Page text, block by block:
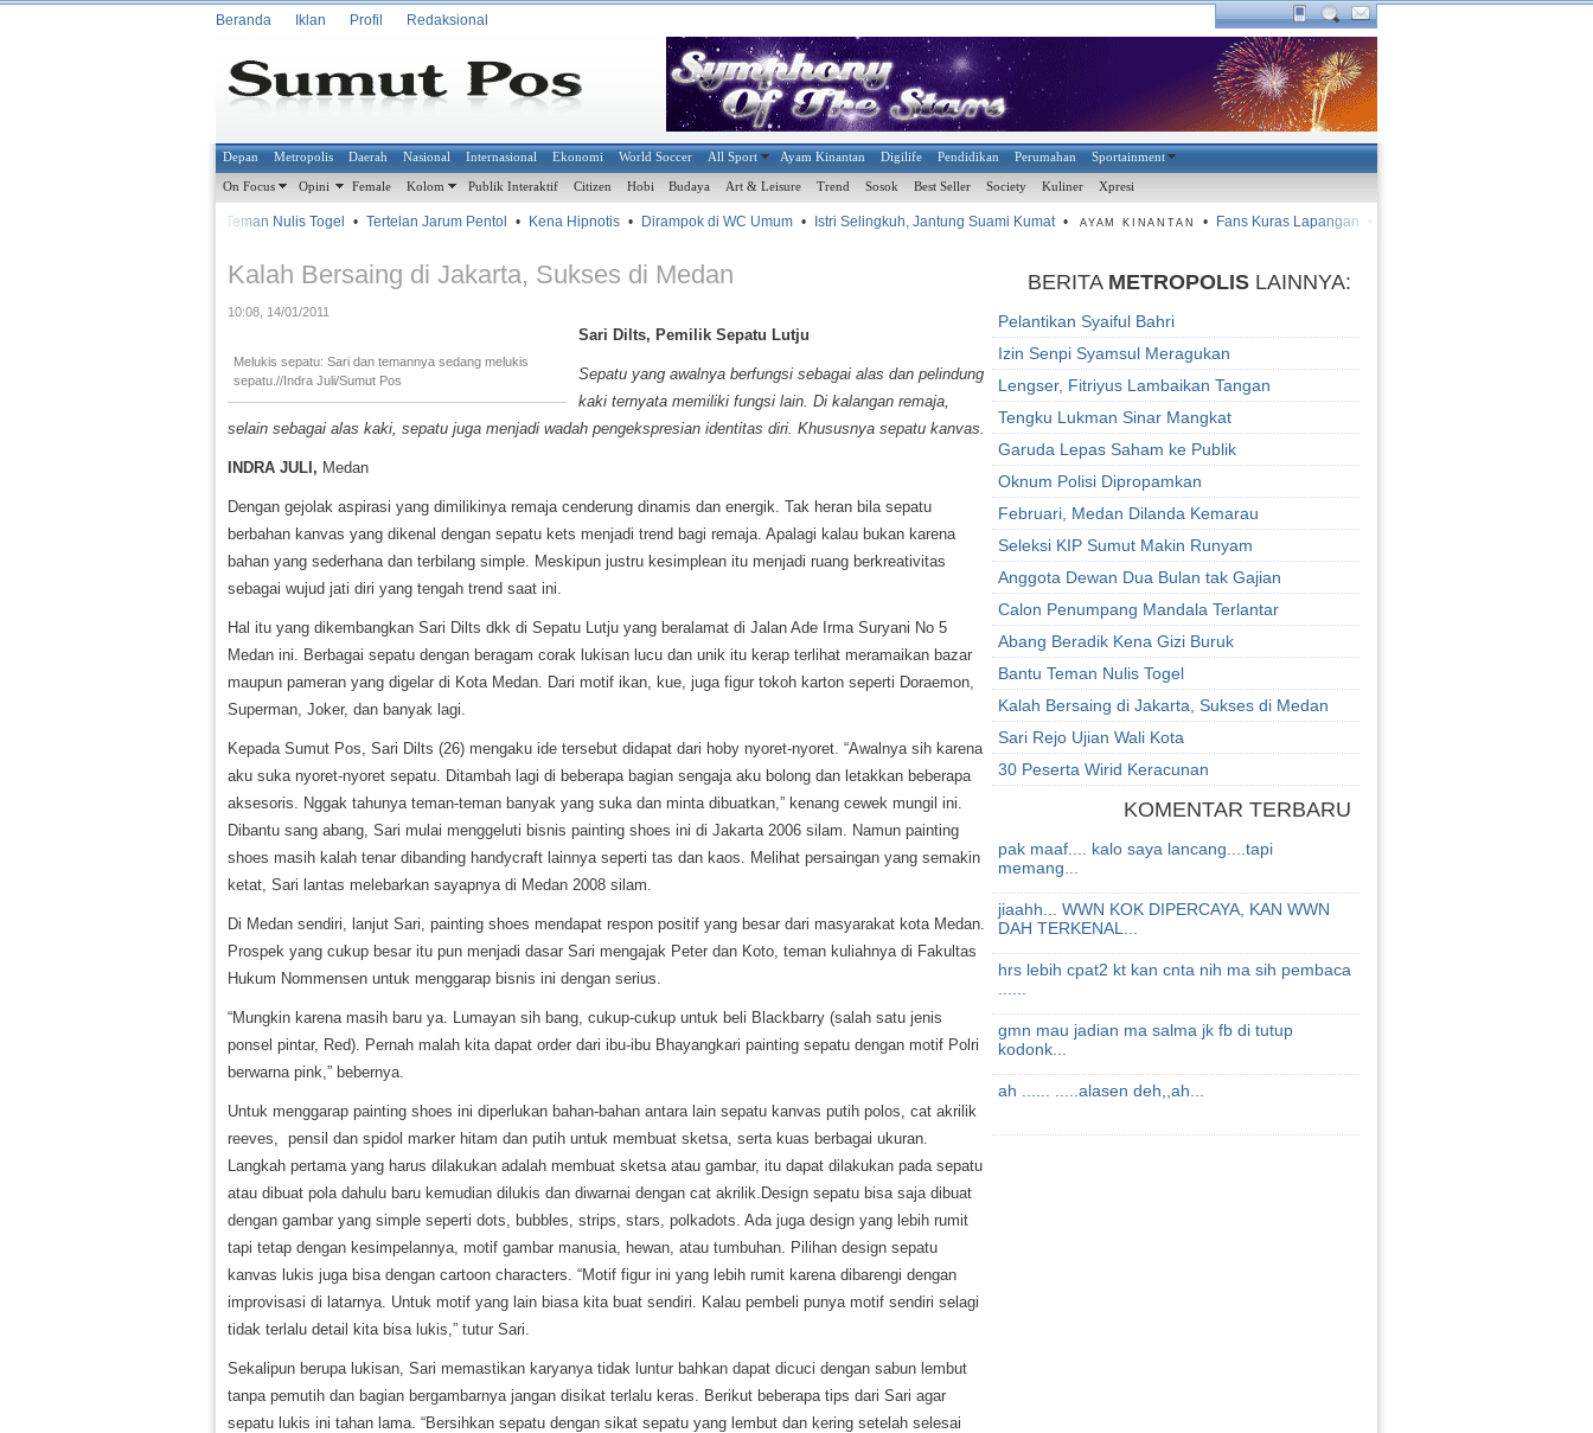
Beranda Iklan Profil Redaksional
Depan Metropolis Daerah Nasional Internasional Ekonomi World Soccer All Sport Ayam Kinantan Digilife Pendidikan Perumahan Sportainment
On Focus Opini Female Kolom Publik Interaktif Citizen Hobi Budaya Art & Leisure Trend Sosok Best Seller Society Kuliner Xpresi
Bantu Teman Nulis Togel Tertelan Jarum Pentol Kena Hipnotis • Dirampok di WC Umum • Istri Selingkuh, Jantung Suami Kumat • AYAM KINANTAN • Fans Kuras Lapangan •
Kalah Bersaing di Jakarta, Sukses di Medan
10:08, 14/01/2011
Melukis sepatu: Sari dan temannya sedang melukis
sepatu.//Indra Juli/Sumut Pos
Sari Dilts, Pemilik Sepatu Lutju
Sepatu yang awalnya berfungsi sebagai alas dan pelindung
kaki ternyata memiliki fungsi lain. Di kalangan remaja,
selain sebagai alas kaki, sepatu juga menjadi wadah pengekspresian identitas diri. Khususnya sepatu kanvas.
INDRA JULI, Medan
Dengan gejolak aspirasi yang dimilikinya remaja cenderung dinamis dan energik. Tak heran bila sepatu
berbahan kanvas yang dikenal dengan sepatu kets menjadi trend bagi remaja. Apalagi kalau bukan karena
bahan yang sederhana dan terbilang simple. Meskipun justru kesimplean itu menjadi ruang berkreativitas
sebagai wujud jati diri yang tengah trend saat ini.
Hal itu yang dikembangkan Sari Dilts dkk di Sepatu Lutju yang beralamat di Jalan Ade Irma Suryani No 5
Medan ini. Berbagai sepatu dengan beragam corak lukisan lucu dan unik itu kerap terlihat meramaikan bazar
maupun pameran yang digelar di Kota Medan. Dari motif ikan, kue, juga figur tokoh karton seperti Doraemon,
Superman, Joker, dan banyak lagi.
Kepada Sumut Pos, Sari Dilts (26) mengaku ide tersebut didapat dari hoby nyoret-nyoret. “Awalnya sih karena
aku suka nyoret-nyoret sepatu. Ditambah lagi di beberapa bagian sengaja aku bolong dan letakkan beberapa
aksesoris. Nggak tahunya teman-teman banyak yang suka dan minta dibuatkan,” kenang cewek mungil ini.
Dibantu sang abang, Sari mulai menggeluti bisnis painting shoes ini di Jakarta 2006 silam. Namun painting
shoes masih kalah tenar dibanding handycraft lainnya seperti tas dan kaos. Melihat persaingan yang semakin
ketat, Sari lantas melebarkan sayapnya di Medan 2008 silam.
Di Medan sendiri, lanjut Sari, painting shoes mendapat respon positif yang besar dari masyarakat kota Medan.
Prospek yang cukup besar itu pun menjadi dasar Sari mengajak Peter dan Koto, teman kuliahnya di Fakultas
Hukum Nommensen untuk menggarap bisnis ini dengan serius.
“Mungkin karena masih baru ya. Lumayan sih bang, cukup-cukup untuk beli Blackbarry (salah satu jenis
ponsel pintar, Red). Pernah malah kita dapat order dari ibu-ibu Bhayangkari painting sepatu dengan motif Polri
berwarna pink,” bebernya.
Untuk menggarap painting shoes ini diperlukan bahan-bahan antara lain sepatu kanvas putih polos, cat akrilik
reeves, pensil dan spidol marker hitam dan putih untuk membuat sketsa, serta kuas berbagai ukuran.
Langkah pertama yang harus dilakukan adalah membuat sketsa atau gambar, itu dapat dilakukan pada sepatu
atau dibuat pola dahulu baru kemudian dilukis dan diwarnai dengan cat akrilik.Design sepatu bisa saja dibuat
dengan gambar yang simple seperti dots, bubbles, strips, stars, polkadots. Ada juga design yang lebih rumit
tapi tetap dengan kesimpelannya, motif gambar manusia, hewan, atau tumbuhan. Pilihan design sepatu
kanvas lukis juga bisa dengan cartoon characters. “Motif figur ini yang lebih rumit karena dibarengi dengan
improvisasi di latarnya. Untuk motif yang lain biasa kita buat sendiri. Kalau pembeli punya motif sendiri selagi
tidak terlalu detail kita bisa lukis,” tutur Sari.
Sekalipun berupa lukisan, Sari memastikan karyanya tidak luntur bahkan dapat dicuci dengan sabun lembut
tanpa pemutih dan bagian bergambarnya jangan disikat terlalu keras. Berikut beberapa tips dari Sari agar
sepatu lukis ini tahan lama. “Bersihkan sepatu dengan sikat sepatu yang lembut dan kering setelah selesai
BERITA METROPOLIS LAINNYA:
Pelantikan Syaiful Bahri
Izin Senpi Syamsul Meragukan
Lengser, Fitriyus Lambaikan Tangan
Tengku Lukman Sinar Mangkat
Garuda Lepas Saham ke Publik
Oknum Polisi Dipropamkan
Februari, Medan Dilanda Kemarau
Seleksi KIP Sumut Makin Runyam
Anggota Dewan Dua Bulan tak Gajian
Calon Penumpang Mandala Terlantar
Abang Beradik Kena Gizi Buruk
Bantu Teman Nulis Togel
Kalah Bersaing di Jakarta, Sukses di Medan
Sari Rejo Ujian Wali Kota
30 Peserta Wirid Keracunan
KOMENTAR TERBARU
pak maaf.... kalo saya lancang....tapi
memang...
jiaahh... WWN KOK DIPERCAYA, KAN WWN
DAH TERKENAL...
hrs lebih cpat2 kt kan cnta nih ma sih pembaca
gmn mau jadian ma salma jk fb di tutup
kodonk...
ah ...... .....alasen deh,,ah...